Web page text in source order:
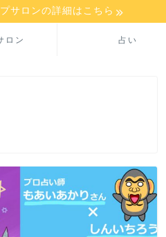
サロンの詳細はこちら
ロン 占い